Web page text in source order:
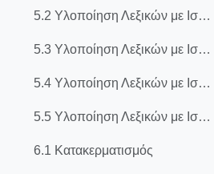
5.2 Υλοποίηση Λεξικών με Ισοζυγισμένα Δένδρα
5.3 Υλοποίηση Λεξικών με Ισοζυγισμένα Δένδρα
5.4 Υλοποίηση Λεξικών με Ισοζυγισμένα Δένδρα
5.5 Υλοποίηση Λεξικών με Ισοζυγισμένα Δένδρα
6.1 Κατακερματισμός